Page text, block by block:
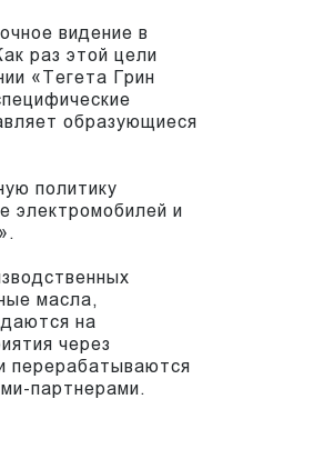
видение в
раз этой цели
«Тегета Грин
образующиеся
политику
электромобилей и
масла,
на
через
перерабатываются
партнерами.